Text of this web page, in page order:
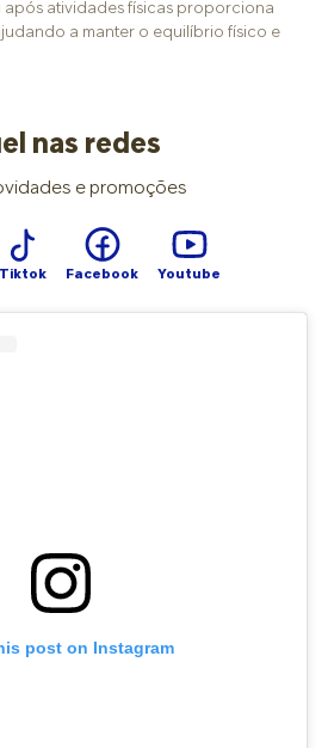
atividades físicas proporciona
a manter o equilíbrio físico e
nas redes
e promoções
Tiktok Facebook Youtube
post on Instagram